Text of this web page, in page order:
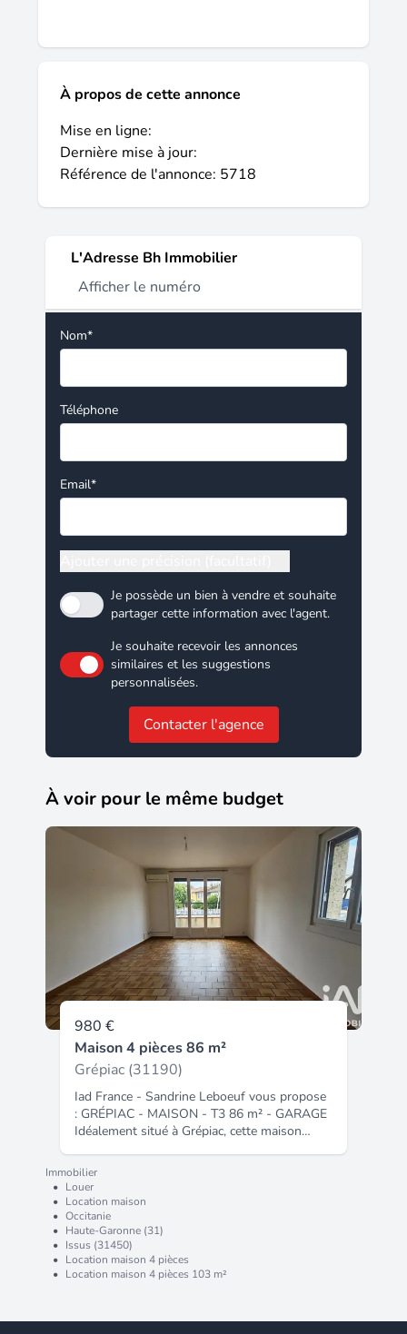
À propos de cette annonce
Mise en ligne:
Dernière mise à jour:
Référence de l'annonce: 5718
L'Adresse Bh Immobilier
Afficher le numéro
Nom*
Téléphone
Email*
Je possède un bien à vendre et souhaite
partager cette information avec l'agent.
Je souhaite recevoir les annonces
similaires et les suggestions
personnalisées.
Contacter l'agence
À voir pour le même budget
980 €
Maison 4 pièces 86 m²
Grépiac (31190)
Iad France - Sandrine Leboeuf vous propose
: GRÉPIAC - MAISON - T3 86 m² - GARAGE
Idéalement situé à Grépiac, cette maison
habitable de 86 m² sur un terrain de 100 m²,
avec une bonne exposition sud qui garantit
une luminosité naturelle tout au long de la
journée. Dès l'entrée, le logement révèle un
agencement soigné et fonctionnel. Le séjour,
lumineux grâce à l'orientation plein sud. La
cuisine, séparée, complète agréablement cet
indépendants. Côté équipements, le bien est
Immobilier
• Louer
• Location maison
• Occitanie
• Haute-Garonne (31)
• Issus (31450)
• Location maison 4 pièces
• Location maison 4 pièces 103 m²